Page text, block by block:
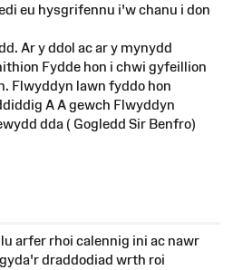
eu hysgrifennu i'w chanu i don
Ar y ddol ac ar y mynydd
Fydde hon i chwi gyfeillion
Flwyddyn lawn fyddo hon
A A gewch Flwyddyn
dda ( Gogledd Sir Benfro)
arfer rhoi calennig ini ac nawr
draddodiad wrth roi